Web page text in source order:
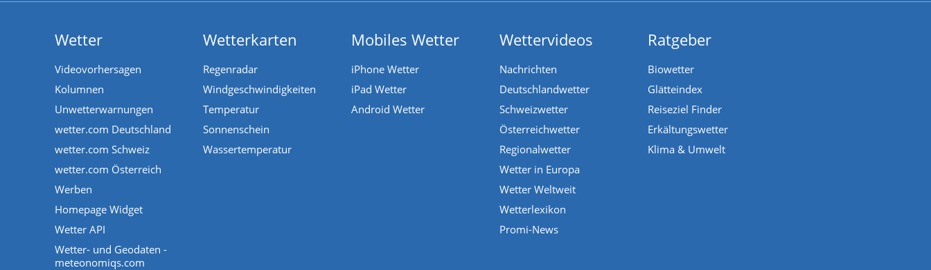
Wetter
Videovorhersagen
Kolumnen
Unwetterwarnungen
wetter.com Deutschland
wetter.com Schweiz
wetter.com Österreich
Werben
Homepage Widget
Wetter API
Wetter- und Geodaten -
meteonomiqs.com
Wetterkarten
Regenradar
Windgeschwindigkeiten
Temperatur
Sonnenschein
Wassertemperatur
Mobiles Wetter
iPhone Wetter
iPad Wetter
Android Wetter
Wettervideos
Nachrichten
Deutschlandwetter
Schweizwetter
Österreichwetter
Regionalwetter
Wetter in Europa
Wetter Weltweit
Wetterlexikon
Promi-News
Ratgeber
Biowetter
Glätteindex
Reiseziel Finder
Erkältungswetter
Klima & Umwelt